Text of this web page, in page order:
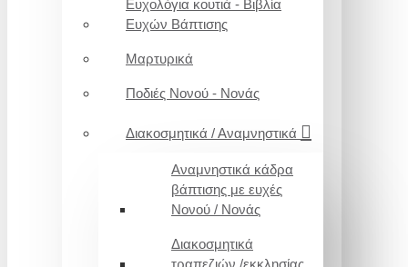
Ευχολόγια κουτιά - Βιβλία
Ευχών Βάπτισης
Μαρτυρικά
Ποδιές Νονού - Νονάς
Διακοσμητικά / Αναμνηστικά
Αναμνηστικά κάδρα
βάπτισης με ευχές
Νονού / Νονάς
Διακοσμητικά
τραπεζιών /εκκλησίας